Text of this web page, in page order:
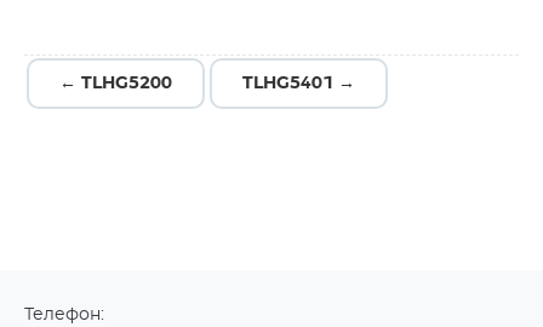
← TLHG5200 TLHG5401 →
Телефон: